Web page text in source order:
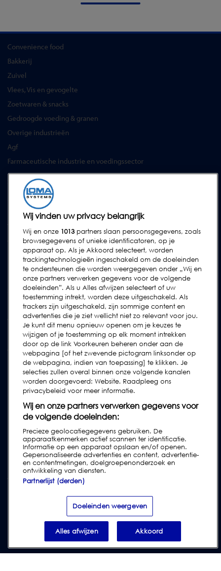
INDUSTRIE-OPLOSSINGEN
Convenience food
Bakkerij
Zuivel
Vlees, Vis en gevogelte
Zoetwaren & snacks
Gedroogde voeding & granen
Overige industrieën
Agf
Farmaceutische industrie en voedingssector
SERVICES
Service Contracten
Reserve-onderdelen
Test Samples
Opleidingscentrum
Upgrades
SUPPORT
Neem contact met ons op
Verzoek Voor Ondersteuning Indienen
Gebruikershandleidingen
Industrierichtlijnen
Legacy Producten
Subscribe to our Newsletter
Privacy & Cookies|Disclaimer|Klantenvoorwaarden
|Modern Slavery Act Transparency Statement
Report Code of Conduct Violation
© 2026 Loma Systems - A Division of ITW
Wij vinden uw privacy belangrijk
Wij en onze 1013partners slaan persoonsgegevens, zoals
browsegegevens of unieke identificatoren, op je
apparaat op. Als je Akkoord selecteert, worden
trackingtechnologieën ingeschakeld om de doeleinden
te ondersteunen die worden weergegeven onder „Wij en
onze partners verwerken gegevens voor de volgende
doeleinden”. Als u Alles afwijzen selecteert of uw
toestemming intrekt, worden deze uitgeschakeld. Als
trackers zijn uitgeschakeld, zijn sommige content en
advertenties die je ziet wellicht niet zo relevant voor jou.
Je kunt dit menu opnieuw openen om je keuzes te
wijzigen of je toestemming op elk moment intrekken
door op de link Voorkeuren beheren onder aan de
webpagina [of het zwevende pictogram linksonder op
de webpagina, indien van toepassing] te klikken. Je
selecties zullen overal binnen onze volgende kanalen
worden doorgevoerd: Website. Raadpleeg ons
privacybeleid voor meer informatie.
Wij en onze partners verwerken gegevens voor
de volgende doeleinden:
Precieze geolocatiegegevens gebruiken. De
apparaatkenmerken actief scannen ter identificatie.
Informatie op een apparaat opslaan en/of openen.
Gepersonaliseerde advertenties en content, advertentie-
en contentmetingen, doelgroepenonderzoek en
ontwikkeling van diensten.
Partnerlijst (derden)
Doeleinden weergeven
Alles afwijzen Akkoord